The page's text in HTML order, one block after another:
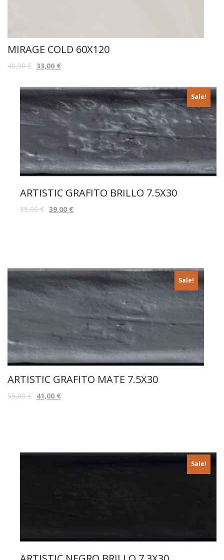
MIRAGE COLD 60X120
40,90€ 33,00 €
Sale!
ARTISTIC GRAFITO BRILLO 7.5X30
55,00€ 39,00 €
Sale!
ARTISTIC GRAFITO MATE 7.5X30
55,00€ 41,00 €
Sale!